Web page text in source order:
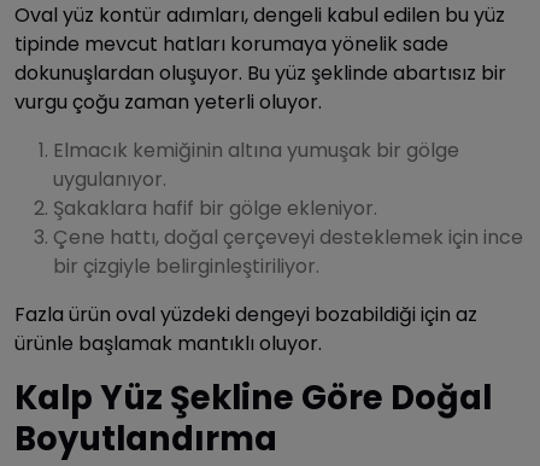
Oval yüz kontür adımları, dengeli kabul edilen bu yüz
tipinde mevcut hatları korumaya yönelik sade
dokunuşlardan oluşuyor. Bu yüz şeklinde abartısız bir
vurgu çoğu zaman yeterli oluyor.
Elmacık kemiğinin altına yumuşak bir gölge
uygulanıyor.
Şakaklara hafif bir gölge ekleniyor.
Çene hattı, doğal çerçeveyi desteklemek için ince
bir çizgiyle belirginleştiriliyor.
Fazla ürün oval yüzdeki dengeyi bozabildiği için az
ürünle başlamak mantıklı oluyor.
Kalp Yüz Şekline Göre Doğal
Boyutlandırma